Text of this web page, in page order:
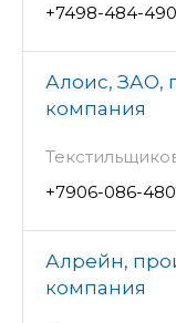
+7498-484-
Алоис, ЗАО,
компания
+7906-086-
Алрейн,
компания